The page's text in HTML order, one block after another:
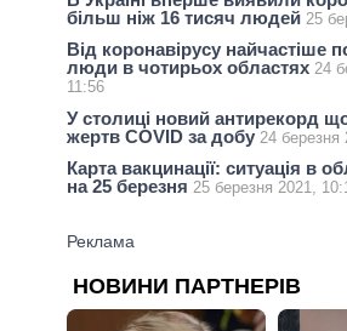
більш ніж 16 тисяч людей 25
Від коронавірусу найчастіше
люди в чотирьох областях 24
11:56
У столиці новий антирекорд
жертв COVID за добу 24 березня
Карта вакцинації: ситуація в
на 25 березня 25 березня 2021,